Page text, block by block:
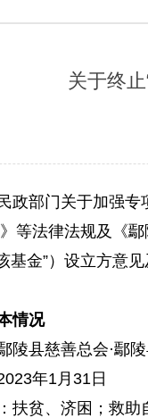
关于终
政部门关于加强
等法律法规及《
基金”）设立方意
情况
陵县慈善总会·鄢
年1月31日
扶贫、济困；救